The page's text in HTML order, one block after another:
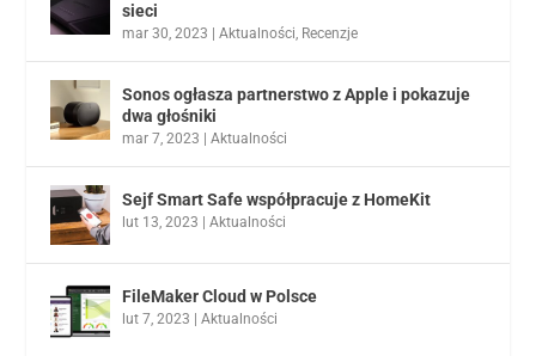
sieci
mar 30, 2023 |Aktualności, Recenzje
Sonos ogłasza partnerstwo z Apple i pokazuje
dwa głośniki
mar 7, 2023 |Aktualności
Sejf Smart Safe współpracuje z HomeKit
lut 13, 2023 |Aktualności
FileMaker Cloud w Polsce
lut 7, 2023 |Aktualności